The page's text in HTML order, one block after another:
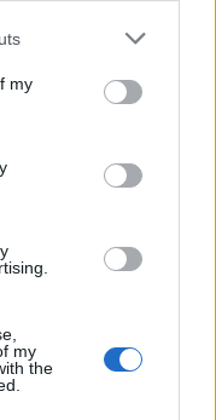
my
my
theΑρχαία